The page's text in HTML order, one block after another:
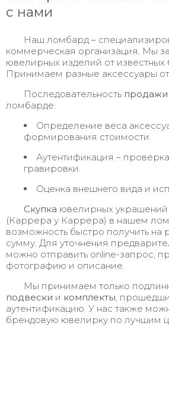
с нами
Наш ломбард –
коммерческая организация. Мы
ювелирных изделий от известных
Принимаем разные аксессуары от
Последовательность продажи
ломбарде:
Определение веса
формирования стоимости.
Аутентификация –
гравировки.
Оценка внешнего вида и
Скупка ювелирных украшений
(Каррера у Каррера) в нашем
возможность быстро получить на
сумму. Для уточнения
можно отправить online-запрос,
фотографию и описание.
Мы принимаем только
подвески и комплекты ,
аутентификацию. У нас также
брендовую ювелирку по лучшим